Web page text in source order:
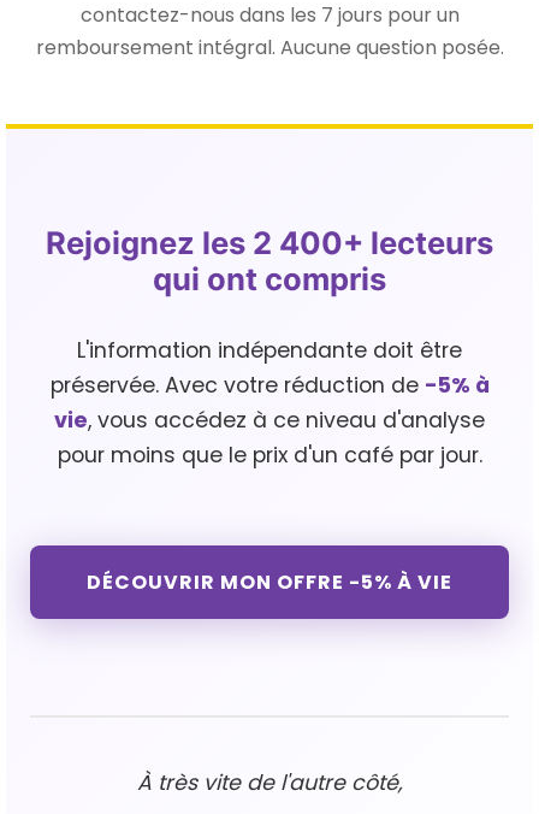
contactez-nous dans les 7 jours pour un
remboursement intégral. Aucune question posée.
Rejoignez les 2 400+ lecteurs
qui ont compris
L'information indépendante doit être
préservée. Avec votre réduction de -5% à
vie, vous accédez à ce niveau d'analyse
pour moins que le prix d'un café par jour.
DÉCOUVRIR MON OFFRE -5% À VIE
À très vite de l'autre côté,